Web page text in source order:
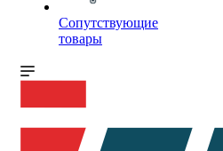
Сопутствующие
товары